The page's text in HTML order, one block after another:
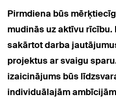
Pirmdiena būs
mudinās uz aktīvu rīcību.
sakārtot darba
projektus ar svaigu
izaicinājums būs
individuālajām